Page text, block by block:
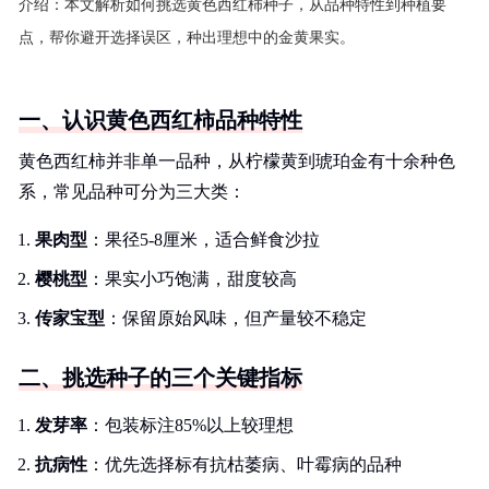
介绍： 本文解析如何挑选黄色西红柿种子，从品种特性到种植要
点，帮你避开选择误区，种出理想中的金黄果实。
一、认识黄色西红柿品种特性
黄色西红柿并非单一品种，从柠檬黄到琥珀金有十余种色
系，常见品种可分为三大类：
果肉型 ：果径5-8厘米，适合鲜食沙拉
樱桃型 ：果实小巧饱满，甜度较高
传家宝型 ：保留原始风味，但产量较不稳定
二、挑选种子的三个关键指标
发芽率 ：包装标注85%以上较理想
抗病性 ：优先选择标有抗枯萎病、叶霉病的品种